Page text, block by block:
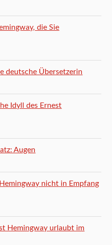
die Sie
deutsche Übersetzerin
Idyll des Ernest
Augen
nicht in Empfang
Hemingway urlaubt im